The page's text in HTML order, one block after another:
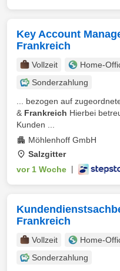
Key Account
Frankreich
Vollzeit Home-
Sonderzahlung
... bezogen auf
& Frankreich Hierbei
Kunden ...
Möhlenhoff GmbH
Salzgitter
vor 1 Woche
Frankreich
Vollzeit Home-
Sonderzahlung